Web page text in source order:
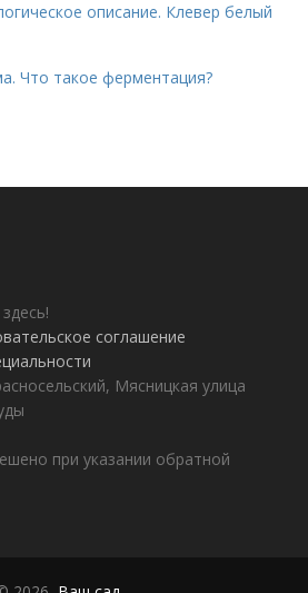
описание. Клевер белый
Что такое ферментация?
соглашение
Мясницкая улица
при указании обратной